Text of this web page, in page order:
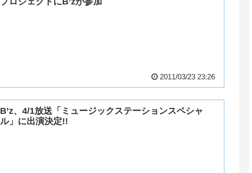
2011/03/23 23:26
B’z、4/1放送「ミュージックステーションスペシャ
ル」に出演決定!!